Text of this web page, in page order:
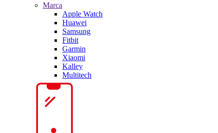
Marca
Apple Watch
Huawei
Samsung
Fitbit
Garmin
Xiaomi
Kalley
Multitech